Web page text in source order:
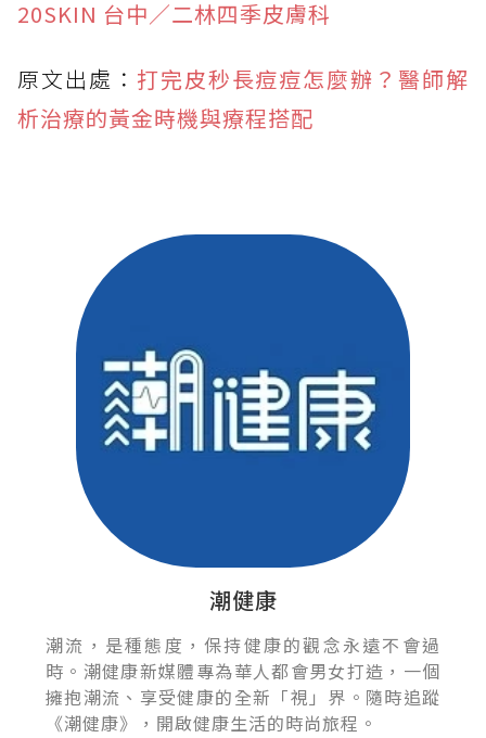
20SKIN 台中／二林四季皮膚科
原文出處： 打完皮秒長痘痘怎麼辦？醫師解
析治療的黃金時機與療程搭配
潮健康
潮流，是種態度，保持健康的觀念永遠不會過
時。潮健康新媒體專為華人都會男女打造，一個
擁抱潮流、享受健康的全新「視」界。隨時追蹤
《潮健康》，開啟健康生活的時尚旅程。